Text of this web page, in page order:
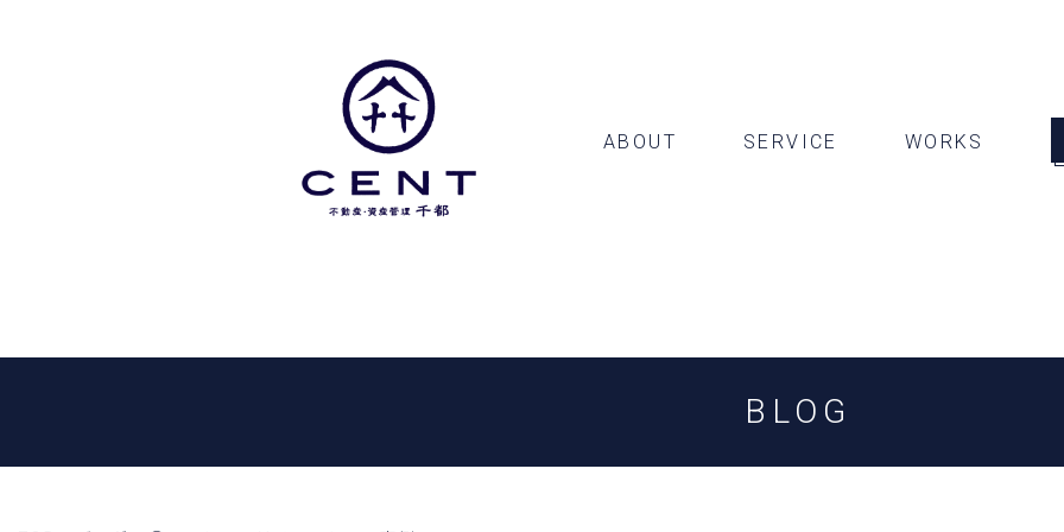
ABOUT SERVICE WORKS
BLOG